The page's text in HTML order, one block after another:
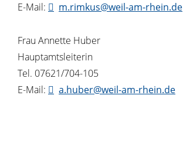
E-Mail:
m.rimkus@weil-am-rhein.de
Frau Annette Huber
Hauptamtsleiterin
Tel. 07621/704-105
E-Mail:
a.huber@weil-am-rhein.de